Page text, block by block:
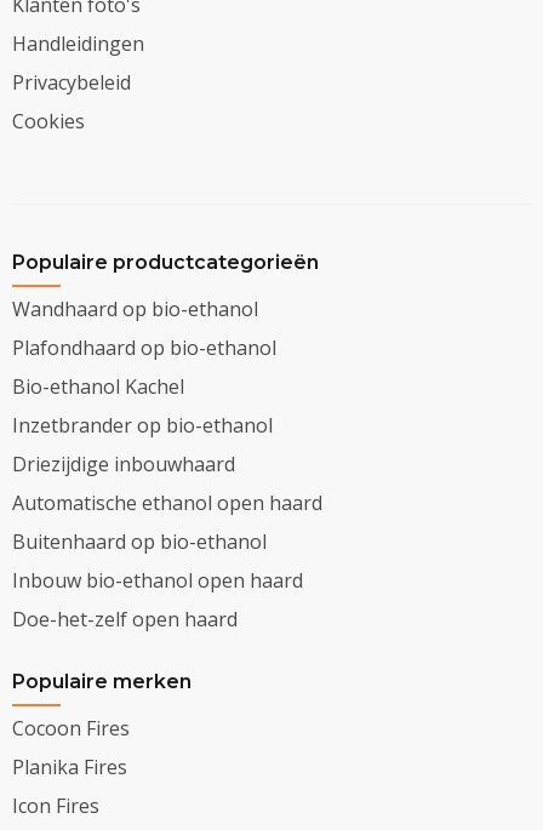
Handleidingen
Privacybeleid
Cookies
Populaire productcategorieën
Wandhaard op bio-ethanol
Plafondhaard op bio-ethanol
Bio-ethanol Kachel
Inzetbrander op bio-ethanol
Driezijdige inbouwhaard
Automatische ethanol open haard
Buitenhaard op bio-ethanol
Inbouw bio-ethanol open haard
Doe-het-zelf open haard
Populaire merken
Cocoon Fires
Planika Fires
Icon Fires